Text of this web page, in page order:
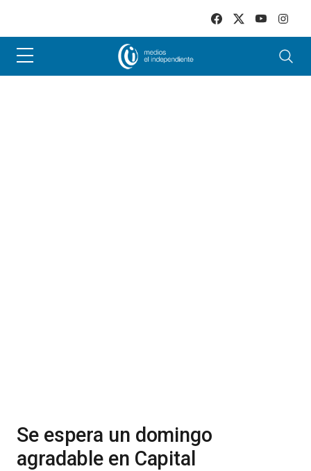
Se espera un domingo
agradable en Capital